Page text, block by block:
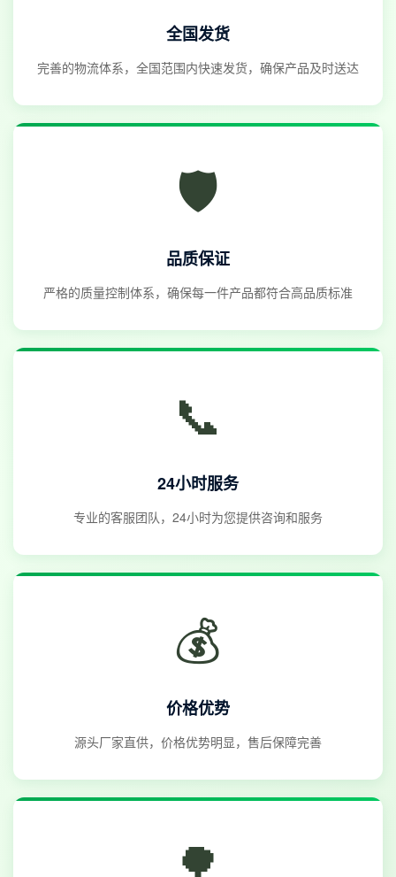
全国发货
完善的物流体系，全国范围内快速发货，确保产品及时送达
🛡️
品质保证
严格的质量控制体系，确保每一件产品都符合高品质标准
📞
24小时服务
专业的客服团队，24小时为您提供咨询和服务
💰
价格优势
源头厂家直供，价格优势明显，售后保障完善
🌳